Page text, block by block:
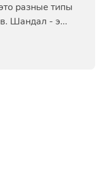
разные типы
Шандал - э...